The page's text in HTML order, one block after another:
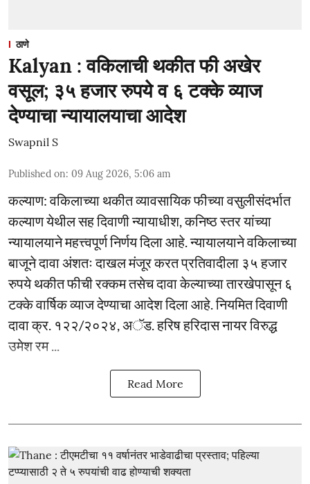
ठाणे
Kalyan : वकिलाची थकीत फी अखेर
वसूल; ३५ हजार रुपये व ६ टक्के व्याज
देण्याचा न्यायालयाचा आदेश
Swapnil S
Published on: 09 Aug 2026, 5:06 am
कल्याण: वकिलाच्या थकीत व्यावसायिक फीच्या वसुलीसंदर्भात
कल्याण येथील सह दिवाणी न्यायाधीश, कनिष्ठ स्तर यांच्या
न्यायालयाने महत्त्वपूर्ण निर्णय दिला आहे. न्यायालयाने वकिलाच्या
बाजूने दावा अंशतः दाखल मंजूर करत प्रतिवादीला ३५ हजार
रुपये थकीत फीची रक्कम तसेच दावा केल्याच्या तारखेपासून ६
टक्के वार्षिक व्याज देण्याचा आदेश दिला आहे. नियमित दिवाणी
दावा क्र. १२२/२०२४, अॅड. हरिष हरिदास नायर विरुद्ध
उमेश रम ...
Read More